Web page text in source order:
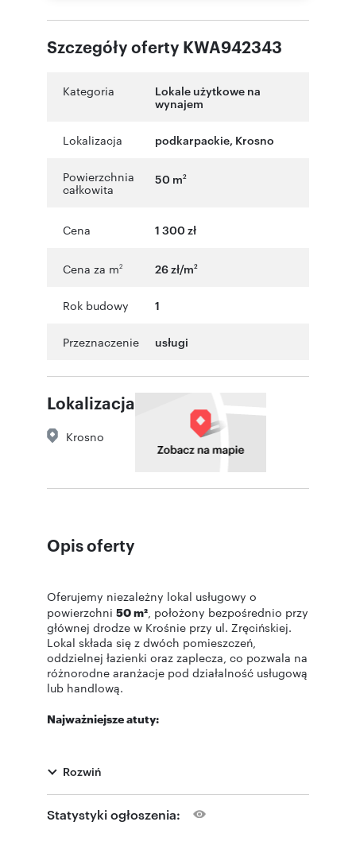
Szczegóły oferty KWA942343
Kategoria
Lokale użytkowe na
wynajem
Lokalizacja podkarpackie, Krosno
Powierzchnia
całkowita
50 m2
Cena 1 300 zł
Cena za m2 26 zł/m2
Rok budowy 1
Przeznaczenie usługi
Lokalizacja
Krosno
Opis oferty
Oferujemy niezależny lokal usługowy o
powierzchni 50 m² , położony bezpośrednio przy
głównej drodze w Krośnie przy ul. Zręcińskiej.
Lokal składa się z dwóch pomieszczeń,
oddzielnej łazienki oraz zaplecza, co pozwala na
różnorodne aranżacje pod działalność usługową
lub handlową.
Najważniejsze atuty:
codziennie uczęszczanej przez mieszkańców i
klientów
• Lokal w stanie widocznym na zdjęciach,
gotowy do własnej aranżacji
Rozwiń
Statystyki ogłoszenia: